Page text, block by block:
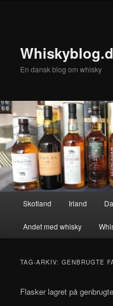
En dansk blog om whisky
Skotland Irland
Andet med whisky
TAG-ARKIV:GENBRUGTE
Flasker lagret på